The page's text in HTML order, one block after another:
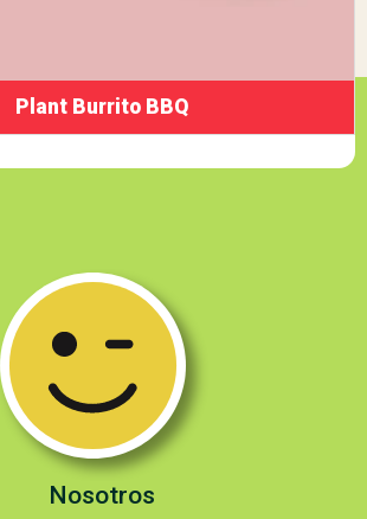
Plant Burrito BBQ
Nosotros